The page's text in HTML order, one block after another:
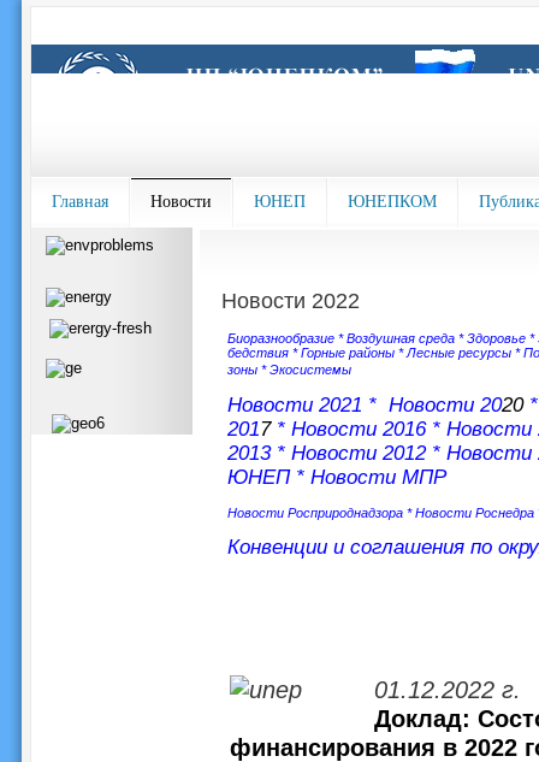
Главная Новости ЮНЕП ЮНЕПКОМ
Новости 2022
Биоразнообразие *Воздушная среда *Здоровье *
бедствия *Горные районы *Лесные ресурсы *
зоны *Экосистемы
Новости 2021 * Новости 2020
2017* Новости 2016* Новости
2013 * Новости 2012* Новости
ЮНЕП* Новости МПР
Новости Росприроднадзора*Новости Роснедра
Конвенции и соглашения по
01.12.2022 г.
Доклад:
финансирования в 2022